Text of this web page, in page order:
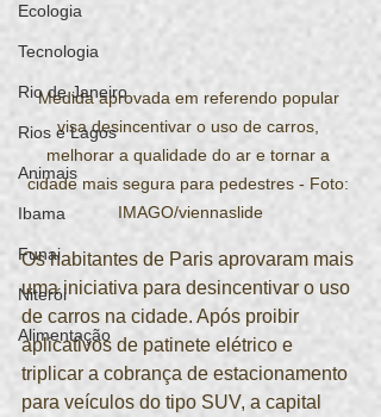
Ecologia
Tecnologia
Rio de Janeiro
Rios e Lagos
Animais
Ibama
Funai
Niterói
Alimentação
Medida aprovada em referendo popular
visa desincentivar o uso de carros,
melhorar a qualidade do ar e tornar a
cidade mais segura para pedestres - Foto:
IMAGO/viennaslide
Os habitantes de Paris aprovaram mais
uma iniciativa para desincentivar o uso
de carros na cidade. Após proibir
aplicativos de patinete elétrico e
triplicar a cobrança de estacionamento
para veículos do tipo SUV, a capital